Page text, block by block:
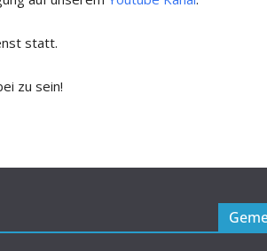
statt.
zu sein!